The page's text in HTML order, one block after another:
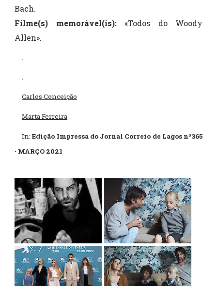
Bach.
Filme(s) memorável(is): «Todos do Woody
Allen».
.
.
Carlos Conceição
Marta Ferreira
In:Edição Impressa do Jornal Correio de Lagos nº365
· MARÇO 2021